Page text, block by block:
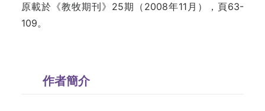
原載於《教牧期刊》25期（2008年11月），頁63-
109。
作者簡介